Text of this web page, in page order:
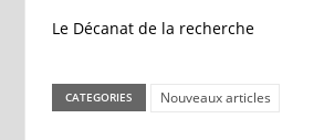
Le Décanat de la recherche
CATEGORIES Nouveaux articles